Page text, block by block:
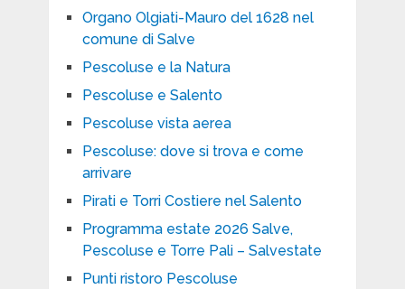
Organo Olgiati-Mauro del 1628 nel
comune di Salve
Pescoluse e la Natura
Pescoluse e Salento
Pescoluse vista aerea
Pescoluse: dove si trova e come
arrivare
Pirati e Torri Costiere nel Salento
Programma estate 2026 Salve,
Pescoluse e Torre Pali – Salvestate
Punti ristoro Pescoluse